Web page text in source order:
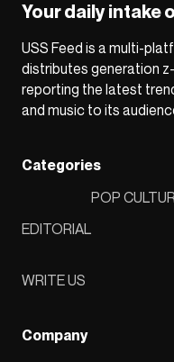
Your daily intake
USS Feed is a multi-
distributes generation
reporting the latest
and music to its
Categories
EDITORIAL
POP
WRITE US
Company